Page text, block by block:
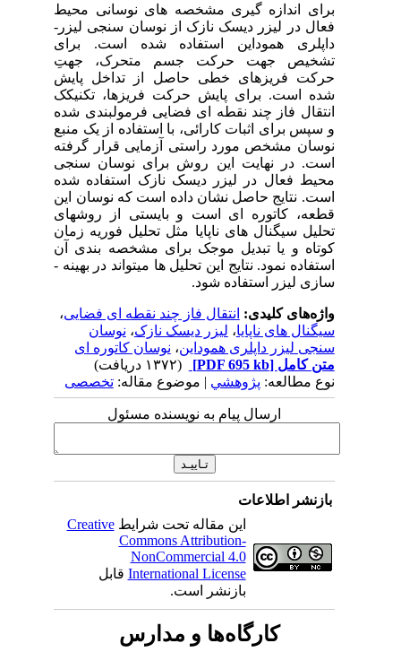
برای اندازه­ گیری مشخصه­ های نوسانی محیط
فعال در لیزر دیسک نازک از نوسان­ سنجی لیزر-
داپلری هموداین استفاده شده است. برای
تشخیص جهت حرکت جسم متحرک، جهتِ
حرکت فریز­های خطی حاصل از تداخل پایش
شده است. برای پایش حرکت فریزها، تکنیکک
انتقال فاز چند نقطه ­ای فضایی فرمول­بندی شده
و سپس برای اثبات کارائی، با استفاده از یک منبع
نوسان مشخص مورد راستی­ آزمایی قرار گرفته
است. در نهایت این روش برای نوسان­ سنجی
محیط فعال در لیزر دیسک نازک استفاده شده
است. نتایج حاصل نشان داده است که نوسان این
قطعه، کاتوره­ ای است و بایستی از روش­های
تحلیل سیگنال­ های ناپایا مثل تحلیل فوریه زمان
کوتاه و یا تبدیل موجک برای مشخصه­ بندی آن
استفاده نمود. نتایج این تحلیل­ ها می­تواند در بهینه ­
سازی لیزر استفاده شود.
واژه‌های کلیدی:انتقال فاز چند نقطه ای فضایی،
سیگنال های ناپایا،لیزر دیسک نازک،نوسان
سنجی لیزر داپلری هموداین،نوسان کاتوره ای
متن کامل[PDF 695 kb]
نوع مطالعه:پژوهشي| موضوع مقاله:تخصصی
ارسال پیام به نویسنده مسئول
بازنشر اطلاعات
این مقاله تحت شرایطCreative
Commons Attribution-
NonCommercial 4.0
International Licenseقابل
بازنشر است.
کارگاه‌ها و مدارس